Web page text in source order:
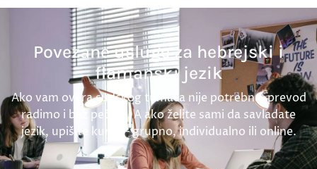
Povezane usluge za hebrejski i
flamanski jezik
Ako vam overa sudskog tumača nije potrebna, prevod
radimo i bez pečata. A ako želite sami da savladate
jezik, upišite kurs — grupno, individualno ili online.